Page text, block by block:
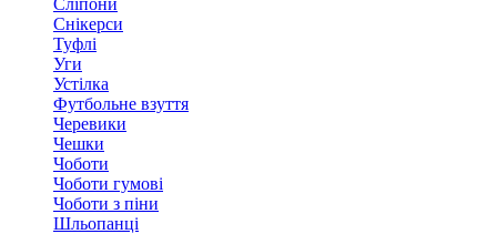
Сліпони
Снікерси
Туфлі
Уги
Устілка
Футбольне взуття
Черевики
Чешки
Чоботи
Чоботи гумові
Чоботи з піни
Шльопанці